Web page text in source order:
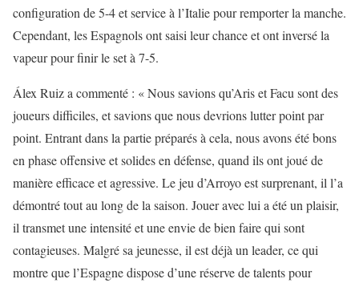
configuration de 5-4 et service à l’Italie pour remporter la manche.
Cependant, les Espagnols ont saisi leur chance et ont inversé la
vapeur pour finir le set à 7-5.
Álex Ruiz a commenté : « Nous savions qu’Aris et Facu sont des
joueurs difficiles, et savions que nous devrions lutter point par
point. Entrant dans la partie préparés à cela, nous avons été bons
en phase offensive et solides en défense, quand ils ont joué de
manière efficace et agressive. Le jeu d’Arroyo est surprenant, il l’a
démontré tout au long de la saison. Jouer avec lui a été un plaisir,
il transmet une intensité et une envie de bien faire qui sont
contagieuses. Malgré sa jeunesse, il est déjà un leader, ce qui
montre que l’Espagne dispose d’une réserve de talents pour